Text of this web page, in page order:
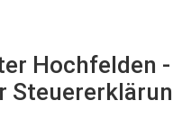
Hochfelden